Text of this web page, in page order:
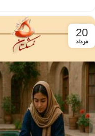
20
مرداد